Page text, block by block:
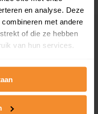
en analyse. Deze
met andere
of die ze hebben
van hun services.
in de buurt
m2